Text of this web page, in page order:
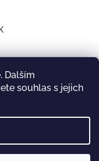
Dalším
souhlas s jejich